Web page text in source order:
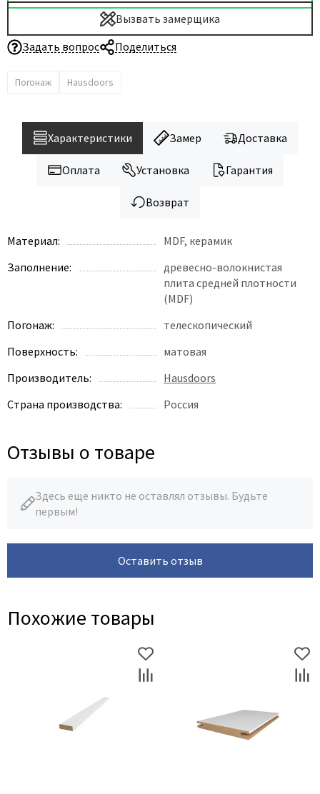
Вызвать замерщика
Задать вопрос
Поделиться
Погонаж Hausdoors
Характеристики Замер Доставка
Оплата Установка Гарантия
Возврат
Материал:
MDF, керамик
Заполнение:
древесно-волокнистая
плита средней плотности
(MDF)
Погонаж:
телескопический
Поверхность:
матовая
Производитель:
Hausdoors
Страна производства:
Россия
Отзывы о товаре
Здесь еще никто не оставлял отзывы. Будьте
первым!
Оставить отзыв
Похожие товары